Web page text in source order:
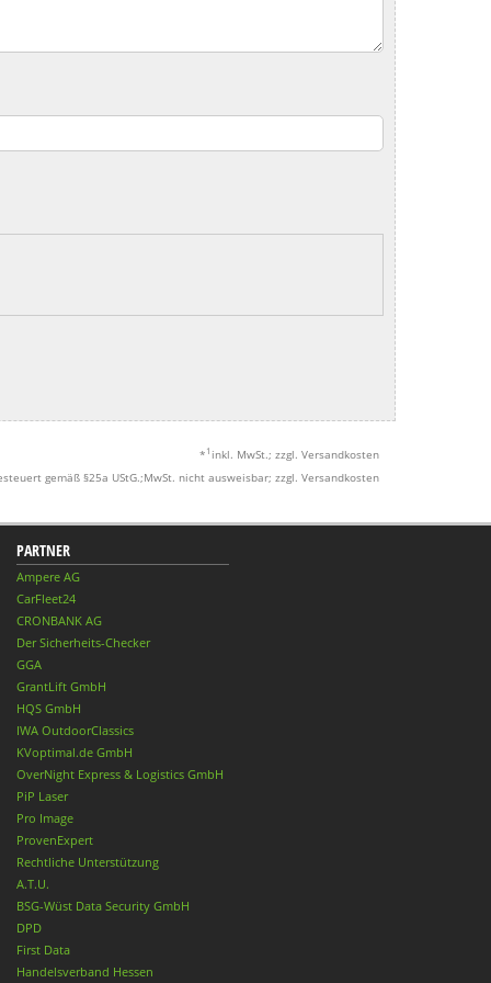
* 1 inkl. MwSt.; zzgl. Versandkosten
gemäß §25a UStG.;MwSt. nicht ausweisbar; zzgl. Versandkosten
PARTNER
Ampere AG
CarFleet24
CRONBANK AG
Der Sicherheits-Checker
GGA
GrantLift GmbH
HQS GmbH
IWA OutdoorClassics
KVoptimal.de GmbH
OverNight Express & Logistics GmbH
PiP Laser
Pro Image
ProvenExpert
Rechtliche Unterstützung
A.T.U.
BSG-Wüst Data Security GmbH
DPD
First Data
Handelsverband Hessen